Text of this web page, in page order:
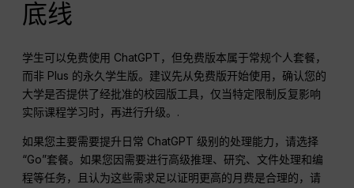
底线
学生可以免费使用 ChatGPT，但免费版本属于常规个人套餐，
而非 Plus 的永久学生版。建议先从免费版开始使用，确认您的
大学是否提供了经批准的校园版工具，仅当特定限制反复影响
实际课程学习时，再进行升级。.
如果您主要需要提升日常 ChatGPT 级别的处理能力，请选择
“Go”套餐。如果您因需要进行高级推理、研究、文件处理和编
程等任务，且认为这些需求足以证明更高的月费是合理的，请